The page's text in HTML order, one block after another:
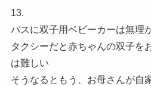
13.
バスに双子用ベビーカーは無理
タクシーだと赤ちゃんの双子を
は難しい
そうなるともう、お母さんが自